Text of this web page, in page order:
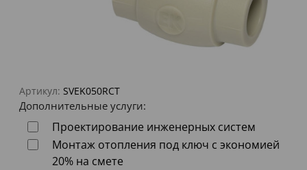
Артикул: SVEK050RCT
Дополнительные услуги:
Проектирование инженерных систем
Монтаж отопления под ключ с экономией
20% на смете